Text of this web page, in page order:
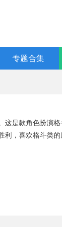
专题合集
这是款角色扮演
，喜欢格斗类的